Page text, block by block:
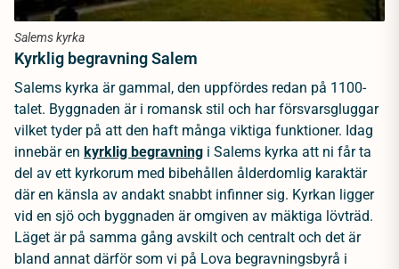
Kyrklig begravning Salem
Salems kyrka är gammal, den uppfördes redan på 1100-
talet. Byggnaden är i romansk stil och har försvarsgluggar
vilket tyder på att den haft många viktiga funktioner. Idag
innebär en kyrklig begravning i Salems kyrka att ni får ta
del av ett kyrkorum med bibehållen ålderdomlig karaktär
där en känsla av andakt snabbt infinner sig. Kyrkan ligger
vid en sjö och byggnaden är omgiven av mäktiga lövträd.
Läget är på samma gång avskilt och centralt och det är
bland annat därför som vi på Lova begravningsbyrå i
Salems kyrka